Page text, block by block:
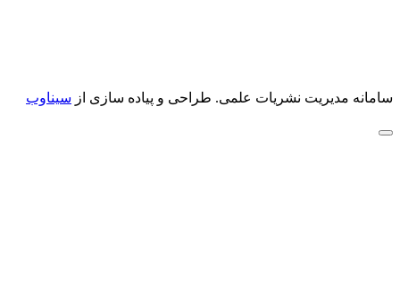
سامانه مدیریت نشریات علمی. طراحی و پیاده سازی از سیناوب